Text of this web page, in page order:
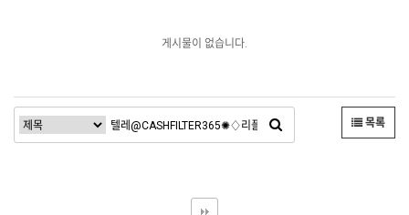
게시물이 없습니다.
목록